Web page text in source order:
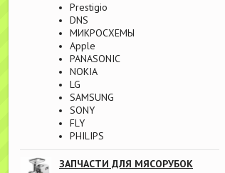
Prestigio
DNS
МИКРОСХЕМЫ
Apple
PANASONIC
NOKIA
LG
SAMSUNG
SONY
FLY
PHILIPS
ЗАПЧАСТИ ДЛЯ МЯСОРУБОК